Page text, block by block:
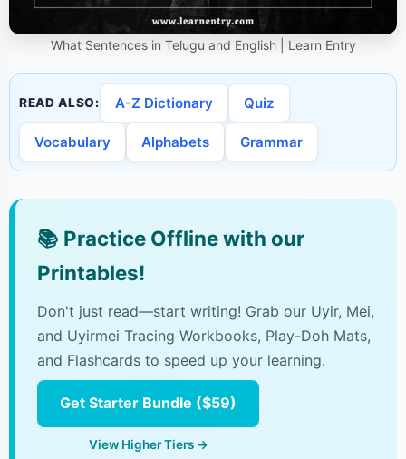
What Sentences in Telugu and English | Learn Entry
READ ALSO: A-Z Dictionary Quiz
Vocabulary Alphabets Grammar
📚 Practice Offline with our
Printables!
Don't just read—start writing! Grab our Uyir, Mei,
and Uyirmei Tracing Workbooks, Play-Doh Mats,
and Flashcards to speed up your learning.
Get Starter Bundle ($59)
View Higher Tiers →